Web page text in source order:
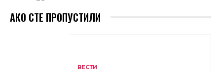
АКО СТЕ ПРОПУСТИЛИ
ВЕСТИ